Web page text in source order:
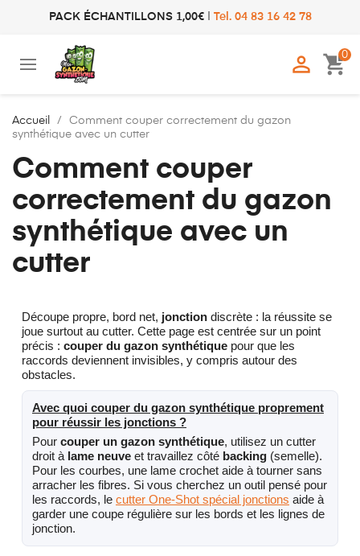
PACK ÉCHANTILLONS 1,00€| Tel. 04 83 16 42 78
 shopping_cart
0
Accueil
Comment couper correctement du gazon
synthétique avec un cutter
Comment couper
correctement du gazon
synthétique avec un
cutter
Découpe propre, bord net, jonction discrète : la réussite se
joue surtout au cutter. Cette page est centrée sur un point
précis : couper du gazon synthétique pour que les
raccords deviennent invisibles, y compris autour des
obstacles.
Avec quoi couper du gazon synthétique proprement
pour réussir les jonctions ?
Pour couper un gazon synthétique, utilisez un cutter
droit à lame neuve et travaillez côté backing (semelle).
Pour les courbes, une lame crochet aide à tourner sans
arracher les fibres. Si vous cherchez un outil pensé pour
les raccords, le cutter One-Shot spécial jonctions aide à
garder une coupe régulière sur les bords et les lignes de
jonction.